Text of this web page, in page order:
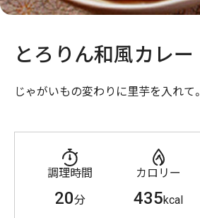
とろりん和風カレー
じゃがいもの変わりに里芋を入れて。
調理時間
20分
カロリー
435kcal